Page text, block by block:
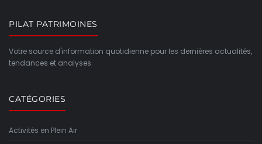
PILAT PATRIMOINES
Votre source d'information quotidienne pour les dernières actualités,
tendances et analyses.
CATÉGORIES
Activités en Plein Air